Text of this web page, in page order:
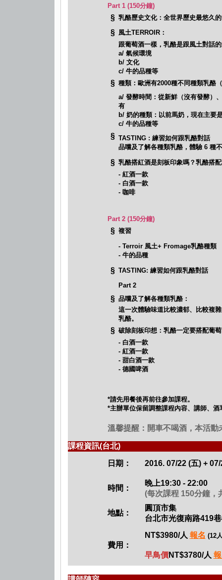
Part 1 (150分鐘)
§ 乳酪歷史文化：全世界歷史最悠久
§ 風土TERROIR：
跟葡萄酒一樣，乳酪是跟風土對話
a/ 氣候環境
b/ 文化
c/ 牛的品種等
§ 種類：歐洲有2000種不同種類乳酪
a/ 發酵時間：從新鮮（沒有發酵）
有
b/ 奶的種類：以前馬奶，現在主要
c/ 牛的品種等
§ TASTING : 練習如何跟乳酪對話
品嚐及了解各種類乳酪，體驗 6 種
§ 乳酪搭紅酒是刻板印象嗎？乳酪搭
- 紅酒一款
- 白酒一款
- 咖啡
Part 2 (150分鐘)
§ 複習
- Terroir 風土+ Fromage乳酪種類
- 牛的品種
§ TASTING: 練習如何跟乳酪對話
Part 2
§ 品嚐及了解各種類乳酪：
這一次體驗味道比較濃郁、比較複
乳酪。
§ 破除刻板印想：乳酪一定要搭配葡
- 白酒一款
- 紅酒一款
- 甜白酒一款
- 德國啤酒
*請先用餐後再前往參加課程。
*主辦單位保留調整課程內容、講師、酒
溫馨提醒：開車不喝酒，本活動
課程資訊(台北)
日期： 2016. 07/22 (五) +
時間：
晚上19:30 - 22:00
(每次課程 150分鐘，
地點：
圓頂市集
台北市光復南路419
費用：
NT$3980/人 報名 (12
早鳥價NT$3780/人